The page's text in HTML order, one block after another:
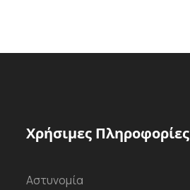
Χρήσιμες Πληροφορίες
Αστυνομία